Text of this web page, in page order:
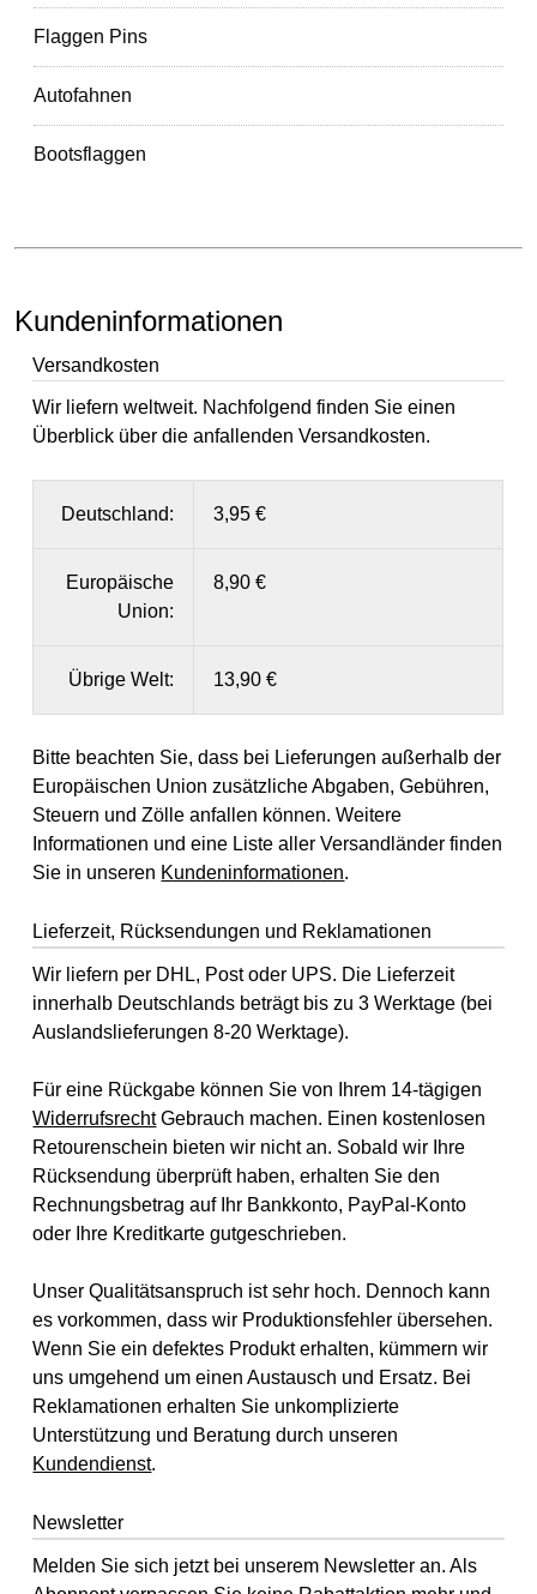
Flaggen Pins
Autofahnen
Bootsflaggen
Kundeninformationen
Versandkosten
Wir liefern weltweit. Nachfolgend finden Sie einen
Überblick über die anfallenden Versandkosten.
Deutschland: 3,95 €
Europäische
Union:
8,90 €
Übrige Welt: 13,90 €
Bitte beachten Sie, dass bei Lieferungen außerhalb der
Europäischen Union zusätzliche Abgaben, Gebühren,
Steuern und Zölle anfallen können. Weitere
Informationen und eine Liste aller Versandländer finden
Sie in unseren Kundeninformationen.
Lieferzeit, Rücksendungen und Reklamationen
Wir liefern per DHL, Post oder UPS. Die Lieferzeit
innerhalb Deutschlands beträgt bis zu 3 Werktage (bei
Auslandslieferungen 8-20 Werktage).
Für eine Rückgabe können Sie von Ihrem 14-tägigen
WiderrufsrechtGebrauch machen. Einen kostenlosen
Retourenschein bieten wir nicht an. Sobald wir Ihre
Rücksendung überprüft haben, erhalten Sie den
Rechnungsbetrag auf Ihr Bankkonto, PayPal-Konto
oder Ihre Kreditkarte gutgeschrieben.
Unser Qualitätsanspruch ist sehr hoch. Dennoch kann
es vorkommen, dass wir Produktionsfehler übersehen.
Wenn Sie ein defektes Produkt erhalten, kümmern wir
uns umgehend um einen Austausch und Ersatz. Bei
Reklamationen erhalten Sie unkomplizierte
Unterstützung und Beratung durch unseren
Kundendienst.
Newsletter
Melden Sie sich jetzt bei unserem Newsletter an. Als